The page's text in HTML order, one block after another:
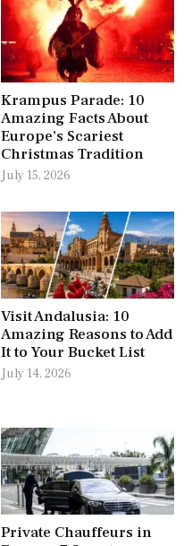
Krampus Parade: 10
Amazing Facts About
Europe’s Scariest
Christmas Tradition
July 15, 2026
Visit Andalusia: 10
Amazing Reasons to Add
It to Your Bucket List
July 14, 2026
Private Chauffeurs in